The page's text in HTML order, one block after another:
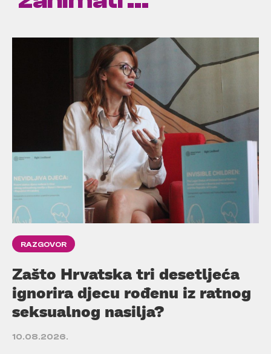
RAZGOVOR
Zašto Hrvatska tri desetljeća
ignorira djecu rođenu iz ratnog
seksualnog nasilja?
10.08.2026.